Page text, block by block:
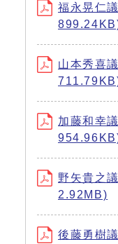
福永晃仁
山本秀喜
加藤和幸
野矢貴之
2.92MB)
後藤勇樹